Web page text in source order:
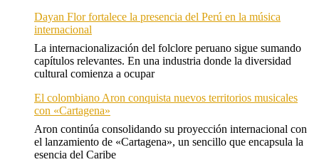
Dayan Flor fortalece la presencia del Perú en la música
internacional
La internacionalización del folclore peruano sigue sumando
capítulos relevantes. En una industria donde la diversidad
cultural comienza a ocupar
El colombiano Aron conquista nuevos territorios musicales
con «Cartagena»
Aron continúa consolidando su proyección internacional con
el lanzamiento de «Cartagena», un sencillo que encapsula la
esencia del Caribe